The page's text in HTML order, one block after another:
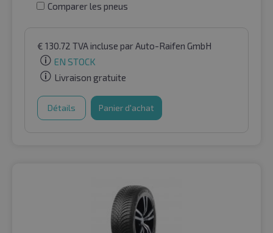
Comparer les pneus
€ 130.72 TVA incluse par Auto-Raifen GmbH
EN STOCK
Livraison gratuite
Détails Panier d'achat